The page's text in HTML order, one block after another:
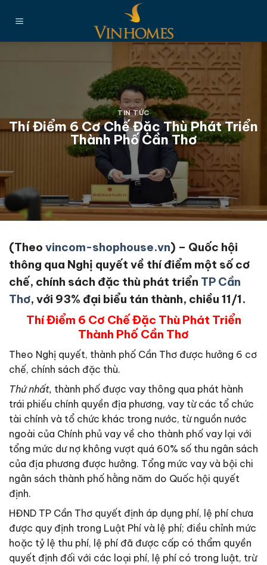
đến
TIN TỨC
Thí Điểm 6 Cơ Chế Đặc Thù Phát Triển
Thành Phố Cần Thơ
(Theo vincom-shophouse.vn) – Quốc hội
thông qua Nghị quyết về thí điểm một số cơ
chế, chính sách đặc thù phát triển TP Cần
Thơ, với 93% đại biểu tán thành, chiều 11/1.
Thí Điểm 6 Cơ Chế Đặc Thù Phát Triển
Thành Phố Cần Thơ
Theo Nghị quyết, thành phố Cần Thơ được hưởng 6 cơ
chế, chính sách đặc thù.
Thứ nhất, thành phố được vay thông qua phát hành
trái phiếu chính quyền địa phương, vay từ các tổ chức
tài chính và tổ chức khác trong nước, từ nguồn nước
ngoài của Chính phủ vay về cho thành phố vay lại với
tổng mức dư nợ không vượt quá 60% số thu ngân sách
của địa phương được hưởng. Tổng mức vay và bội chi
ngân sách thành phố hằng năm do Quốc hội quyết
định.
HĐND TP Cần Thơ quyết định áp dụng phí, lệ phí chưa
được quy định trong Luật Phí và lệ phí; điều chỉnh mức
hoặc tỷ lệ thu phí, lệ phí đã được cấp có thẩm quyền
quyết định đối với các loại phí, lệ phí có trong luật, trừ